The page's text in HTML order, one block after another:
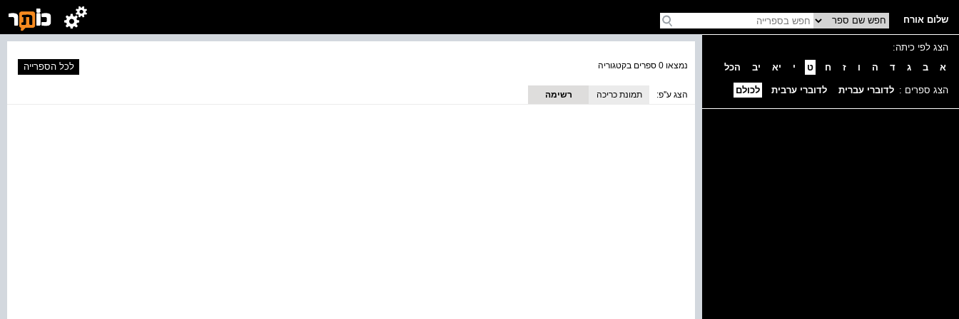
שלום אורח
הצג לפי כיתה:
א
ב ג ד ה ו ז ח ט י יא יב הכל
הצג ספרים : לדוברי עברית לדוברי ערבית לכולם
נמצאו 0 ספרים בקטגוריה לכל הספרייה
הצג ע''פ: תמונת כריכה רשימה